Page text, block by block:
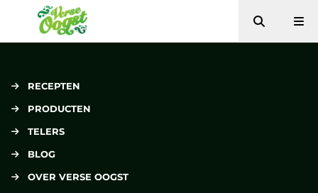
Verse Oogst
Zoeken
RECEPTEN
PRODUCTEN
TELERS
BLOG
OVER VERSE OOGST